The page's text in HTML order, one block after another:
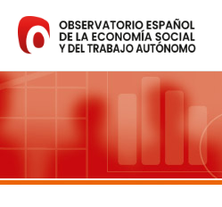
contenido